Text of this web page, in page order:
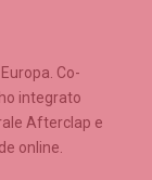
Co-
integrato
Afterclap e
online.